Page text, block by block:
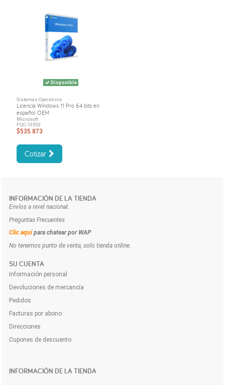
Disponible
Sistemas Operativos
Licencia Windows 11 Pro 64 bits en
español OEM
Microsoft
FQC-10553
$535.873
Cotizar
INFORMACIÓN DE LA TIENDA
Envíos a nivel nacional.
Preguntas Frecuentes
Clic aquí para chatear por WAP
No tenemos punto de venta, solo tienda online.
INFORMACIÓN DE LA TIENDA
SU CUENTA
Información personal
Devoluciones de mercancía
Pedidos
Facturas por abono
Direcciones
Cupones de descuento